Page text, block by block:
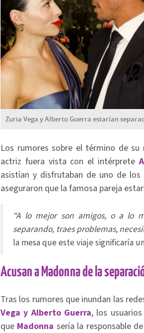
Zuria Vega y Alberto Guerra estarían
Los rumores sobre el término de
actriz fuera vista con el intérprete
asistían y disfrutaban de uno de
aseguraron que la famosa pareja
“A lo mejor son amigos, o a lo
separando, traes problemas,
la mesa que este viaje significaría
Acusan a Madonna de la
Tras los rumores que inundan las
Vega y Alberto Guerra, los
que Madonna sería la responsable